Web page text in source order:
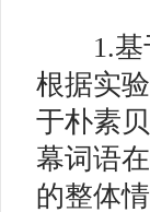
1.基于
根据实
于朴素
幕词语
的整体